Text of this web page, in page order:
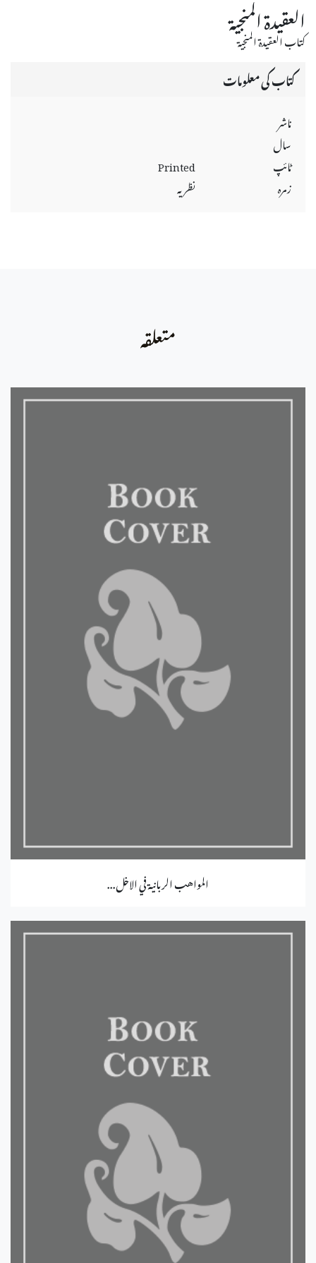
العقيدة المنجية
كتاب العقيدة المنجية
کتاب کی معلومات
ناشر
سال
ٹائپ
Printed
زمرہ
نظریہ
متعلقہ
المواهب الربانية في الاخل...